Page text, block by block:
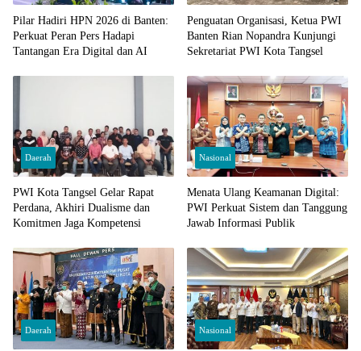
Pilar Hadiri HPN 2026 di Banten:
Perkuat Peran Pers Hadapi
Tantangan Era Digital dan AI
Penguatan Organisasi, Ketua PWI
Banten Rian Nopandra Kunjungi
Sekretariat PWI Kota Tangsel
Daerah
PWI Kota Tangsel Gelar Rapat
Perdana, Akhiri Dualisme dan
Komitmen Jaga Kompetensi
Nasional
Menata Ulang Keamanan Digital:
PWI Perkuat Sistem dan Tanggung
Jawab Informasi Publik
Daerah Nasional